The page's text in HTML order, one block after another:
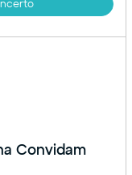
Convidam